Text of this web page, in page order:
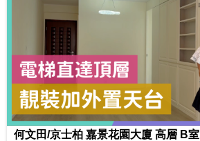
何文田/京士柏 嘉景花園大廈 高層 B室